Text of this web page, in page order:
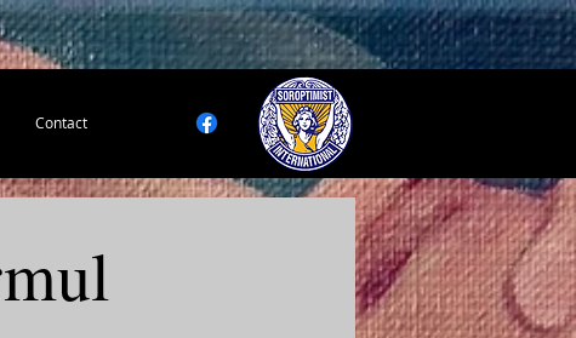
Contact